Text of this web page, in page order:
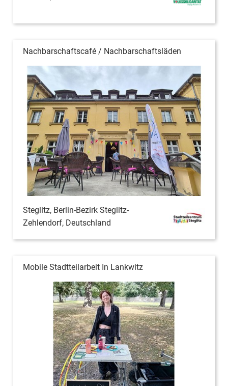
Nachbarschaftscafé / Nachbarschaftsläden
Steglitz, Berlin-Bezirk Steglitz-
Zehlendorf, Deutschland
Mobile Stadtteilarbeit In Lankwitz